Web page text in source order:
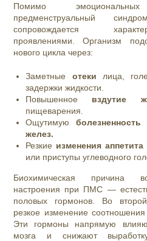
Помимо
предменструальный
сопровождается
проявлениями. Организм
нового цикла через:
Заметные отеки лица,
задержки жидкости.
Повышенное вздутие
пищеварения.
Ощутимую
желез.
Резкие изменения аппетита
или приступы углеводного
Биохимическая причина
настроения при ПМС —
половых гормонов. Во
резкое изменение соотношения
Эти гормоны напрямую
мозга и снижают